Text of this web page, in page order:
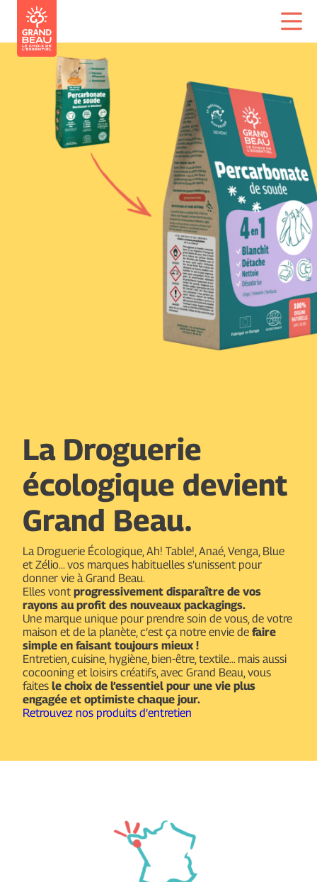
La Droguerie
écologique devient
Grand Beau.
La Droguerie Écologique, Ah! Table!, Anaé, Venga, Blue
et Zélio… vos marques habituelles s’unissent pour
donner vie à Grand Beau.
Elles vont progressivement disparaître de vos
rayons au profit des nouveaux packagings.
Une marque unique pour prendre soin de vous, de votre
maison et de la planète, c’est ça notre envie de faire
simple en faisant toujours mieux !
Entretien, cuisine, hygiène, bien-être, textile… mais aussi
cocooning et loisirs créatifs, avec Grand Beau, vous
faites le choix de l’essentiel pour une vie plus
engagée et optimiste chaque jour.
Retrouvez nos produits d’entretien